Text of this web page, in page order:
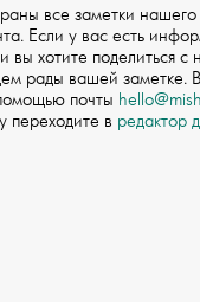
все заметки нашего
Если у вас есть
вы хотите поделиться
рады вашей заметке.
почты
переходите в редактор